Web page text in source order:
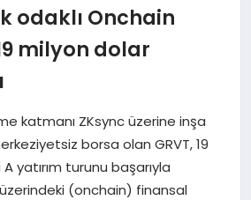
odaklı Onchain
milyon dolar
katmanı ZKsync üzerine inşa
borsa olan GRVT, 19
yatırım turunu başarıyla
(onchain) finansal